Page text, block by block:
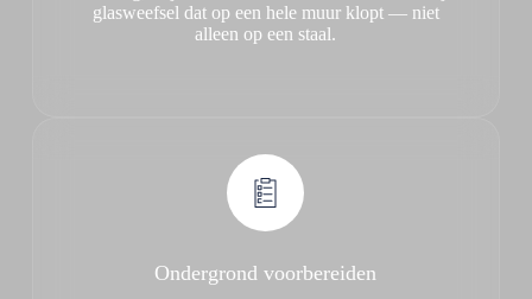
glasweefsel dat op een hele muur klopt — niet
alleen op een staal.
Ondergrond voorbereiden